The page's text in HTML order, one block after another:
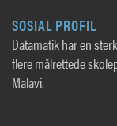
SOSIAL PROFIL
Datamatik har en
flere målrettede
Malavi.